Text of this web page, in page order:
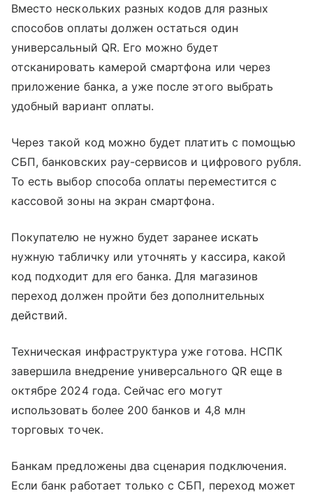
Вместо нескольких разных кодов для разных
способов оплаты должен остаться один
универсальный QR. Его можно будет
отсканировать камерой смартфона или через
приложение банка, а уже после этого выбрать
удобный вариант оплаты.
Через такой код можно будет платить с помощью
СБП, банковских pay-сервисов и цифрового рубля.
То есть выбор способа оплаты переместится с
кассовой зоны на экран смартфона.
Покупателю не нужно будет заранее искать
нужную табличку или уточнять у кассира, какой
код подходит для его банка. Для магазинов
переход должен пройти без дополнительных
действий.
Техническая инфраструктура уже готова. НСПК
завершила внедрение универсального QR еще в
октябре 2024 года. Сейчас его могут
использовать более 200 банков и 4,8 млн
торговых точек.
Банкам предложены два сценария подключения.
Если банк работает только с СБП, переход может